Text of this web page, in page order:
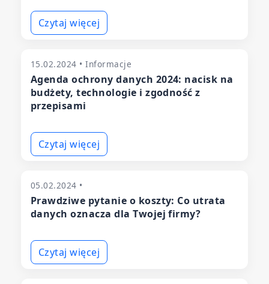
Czytaj więcej
15.02.2024 • Informacje
Agenda ochrony danych 2024: nacisk na
budżety, technologie i zgodność z
przepisami
Czytaj więcej
05.02.2024 •
Prawdziwe pytanie o koszty: Co utrata
danych oznacza dla Twojej firmy?
Czytaj więcej